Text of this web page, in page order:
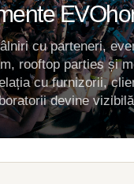
cu parteneri,
rooftop parties și
cu furnizorii,
devine